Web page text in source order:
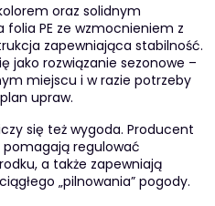
oraz solidnym
PE ze wzmocnieniem z
zapewniająca stabilność.
jako rozwiązanie sezonowe –
miejscu i w razie potrzeby
upraw.
się też wygoda. Producent
pomagają regulować
a także zapewniają
„pilnowania” pogody.